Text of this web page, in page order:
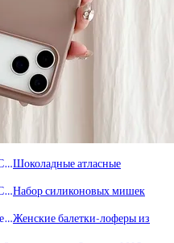
Шоколадные атласные
Набор силиконовых мишек
Женские балетки-лоферы из